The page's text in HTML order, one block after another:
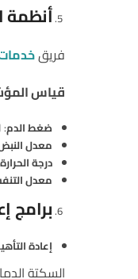
أنظمة
فريق
قياس
ضغط الدم:
معدل
درجة الحرارة
معدل
برامج
إعادة
السكتة